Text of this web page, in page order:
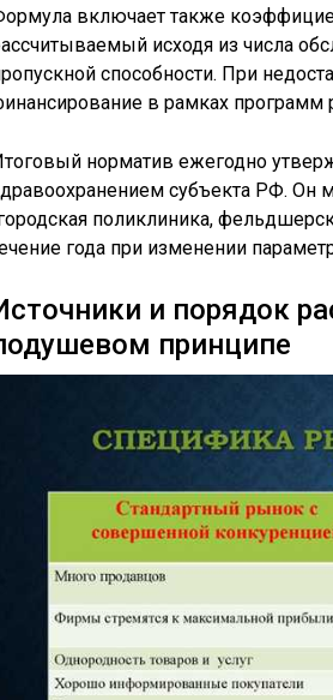
включает также
исходя из числа
способности. При
в рамках программ
норматив ежегодно
субъекта РФ. Он
поликлиника,
года при изменении
и порядок
принципе